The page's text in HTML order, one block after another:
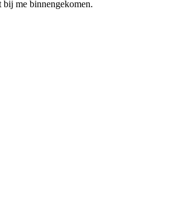
bij me binnengekomen.